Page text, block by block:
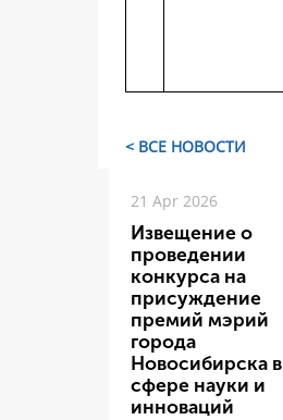
< ВСЕ НОВОСТИ
21 Apr 2026
Извещение о
проведении
конкурса на
присуждение
премий мэрий
города
Новосибирска в
сфере науки и
инноваций